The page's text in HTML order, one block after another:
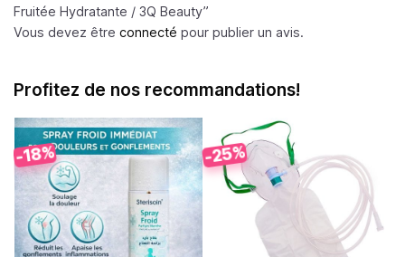
Fruitée Hydratante / 3Q Beauty”
Vous devez être connecté pour publier un avis.
Profitez de nos recommandations!
-18% -25%